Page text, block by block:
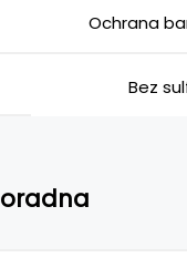
Ochrana
Bez